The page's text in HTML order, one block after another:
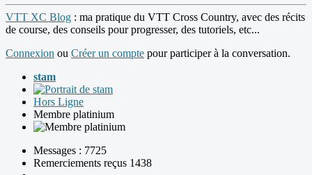
VTT XC Blog : ma pratique du VTT Cross Country, avec des récits
de course, des conseils pour progresser, des tutoriels, etc...
Connexion ou Créer un compte pour participer à la conversation.
stam
Hors Ligne
Membre platinium
Messages : 7725
Remerciements reçus 1438